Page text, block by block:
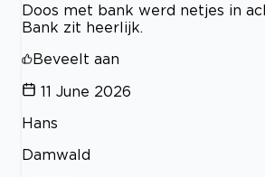
Doos met bank werd netjes in
Bank zit heerlijk.
Beveelt aan
11 June 2026
Hans
Damwald